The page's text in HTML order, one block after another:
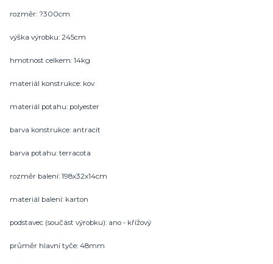
rozměr: ?300cm
výška výrobku: 245cm
hmotnost celkem: 14kg
materiál konstrukce: kov
materiál potahu: polyester
barva konstrukce: antracit
barva potahu: terracota
rozměr balení: 198x32x14cm
materiál balení: karton
podstavec (součást výrobku): ano - křížový
průměr hlavní tyče: 48mm